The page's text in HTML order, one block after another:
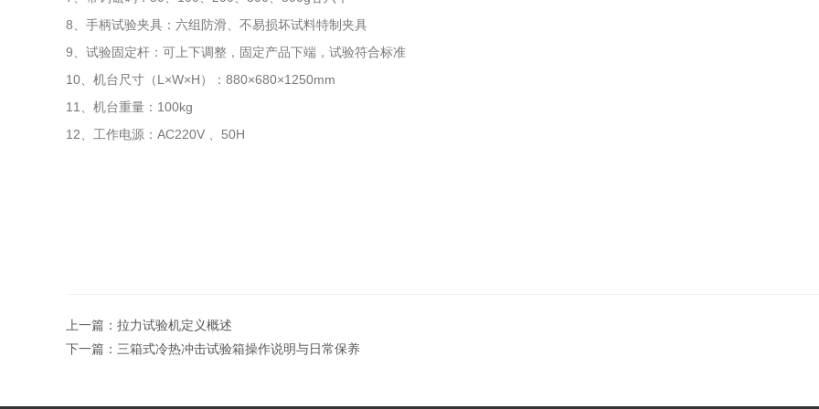
8、手柄试验夹具：六组防滑、不易损坏试料特制夹具
9、试验固定杆：可上下调整，固定产品下端，试验符合标准
10、机台尺寸（L×W×H）：880×680×1250mm
11、机台重量：100kg
12、工作电源：AC220V 、50H
上一篇： 拉力试验机定义概述
下一篇： 三箱式冷热冲击试验箱操作说明与日常保养